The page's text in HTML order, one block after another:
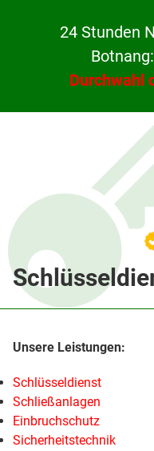
24 Stunden
Botnang:
Durchwahl
Schlüsseldienst
Schließanlagen
Einbruchschutz
Sicherheitstechnik